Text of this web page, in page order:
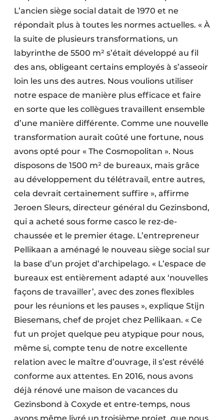
L’ancien siège social datait de 1970 et ne
répondait plus à toutes les normes actuelles. « À
la suite de plusieurs transformations, un
labyrinthe de 5500 m² s’était développé au fil
des ans, obligeant certains employés à s’asseoir
loin les uns des autres. Nous voulions utiliser
notre espace de manière plus efficace et faire
en sorte que les collègues travaillent ensemble
d’une manière différente. Comme une nouvelle
transformation aurait coûté une fortune, nous
avons opté pour « The Cosmopolitan ». Nous
disposons de 1500 m² de bureaux, mais grâce
au développement du télétravail, entre autres,
cela devrait certainement suffire », affirme
Jeroen Sleurs, directeur général du Gezinsbond,
qui a acheté sous forme casco le rez-de-
chaussée et le premier étage. L’entrepreneur
Pellikaan a aménagé le nouveau siège social sur
la base d’un projet d’archipelago. « L’espace de
bureaux est entièrement adapté aux ‘nouvelles
façons de travailler’, avec des zones flexibles
pour les réunions et les pauses », explique Stijn
Biesemans, chef de projet chez Pellikaan. « Ce
fut un projet quelque peu atypique pour nous,
même si, compte tenu de notre excellente
relation avec le maître d’ouvrage, il s’est révélé
conforme aux attentes. En 2016, nous avons
déjà rénové une maison de vacances du
Gezinsbond à Coxyde et entre-temps, nous